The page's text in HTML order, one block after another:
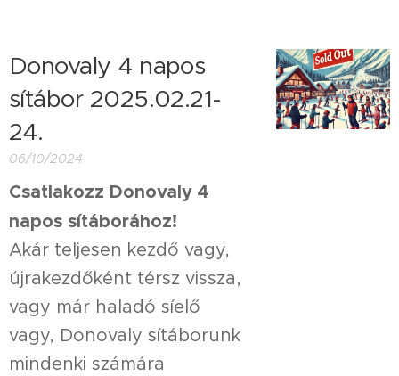
Donovaly 4 napos
sítábor 2025.02.21-
24.
06/10/2024
Csatlakozz Donovaly 4
napos sítáborához!
Akár teljesen kezdő vagy,
újrakezdőként térsz vissza,
vagy már haladó síelő
vagy, Donovaly sítáborunk
mindenki számára